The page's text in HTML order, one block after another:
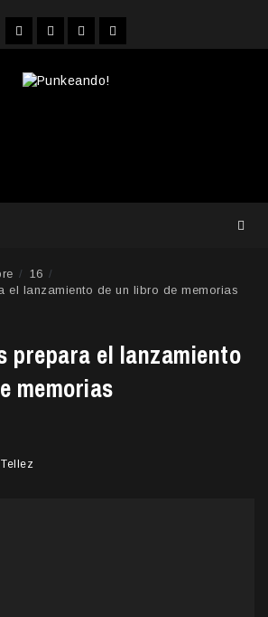
FacebookInstagram
YouTubeTwitter
16
el lanzamiento de un libro de memorias
prepara el lanzamiento
memorias